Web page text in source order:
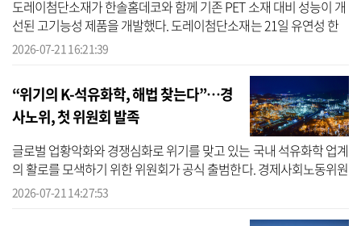
도레이첨단소재가 한솔홈데코와 함께 기존 PET 소재 대비 성능이 개
선된 고기능성 제품을 개발했다. 도레이첨단소재는 21일 유연성 한
계를 개선한 고기능성 PET 인테리어필름을 개발했다고 밝혔다. PET
2026-07-21 16:21:39
“위기의 K-석유화학, 해법 찾는다”…경
사노위, 첫 위원회 발족
글로벌 업황악화와 경쟁심화로 위기를 맞고 있는 국내 석유화학 업계
의 활로를 모색하기 위한 위원회가 공식 출범한다. 경제사회노동위원
회(경사노위)는 21일 서울 중구 경사노위 대회의실에서 ‘석유화학산
2026-07-21 14:27:53